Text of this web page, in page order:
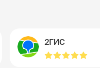
2ГИС